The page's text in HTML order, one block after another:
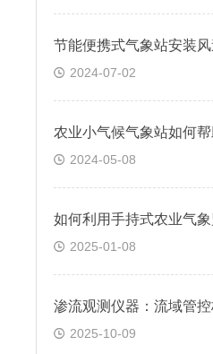
2024-07-02
2024-05-08
2025-01-08
渗流观测仪器：流域管
2025-10-09